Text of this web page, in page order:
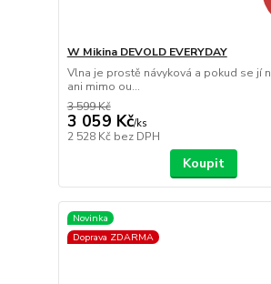
W Mikina DEVOLD EVERYDAY
Vlna je prostě návyková a pokud se jí
ani mimo ou...
3 599 Kč
3 059 Kč/ks
2 528 Kč bez DPH
Koupit
Novinka
Doprava ZDARMA